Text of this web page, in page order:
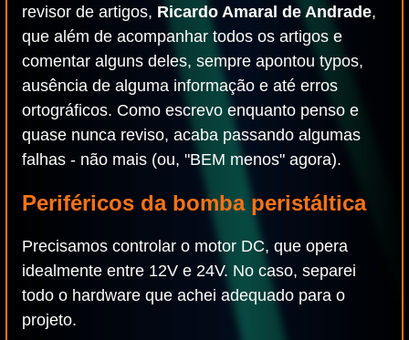
revisor de artigos, Ricardo Amaral de Andrade,
que além de acompanhar todos os artigos e
comentar alguns deles, sempre apontou typos,
ausência de alguma informação e até erros
ortográficos. Como escrevo enquanto penso e
quase nunca reviso, acaba passando algumas
falhas - não mais (ou, "BEM menos" agora).
Periféricos da bomba peristáltica
Precisamos controlar o motor DC, que opera
idealmente entre 12V e 24V. No caso, separei
todo o hardware que achei adequado para o
projeto.